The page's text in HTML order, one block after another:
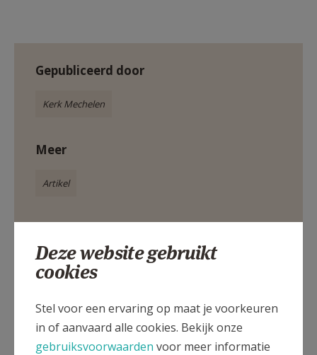
Gepubliceerd door
Kerk Mechelen
Meer
Artikel
Deel dit artikel
Deze website gebruikt
cookies
Stel voor een ervaring op maat je voorkeuren
in of aanvaard alle cookies. Bekijk onze
gebruiksvoorwaarden voor meer informatie